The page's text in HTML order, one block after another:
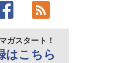
ガスタート！
はこちら